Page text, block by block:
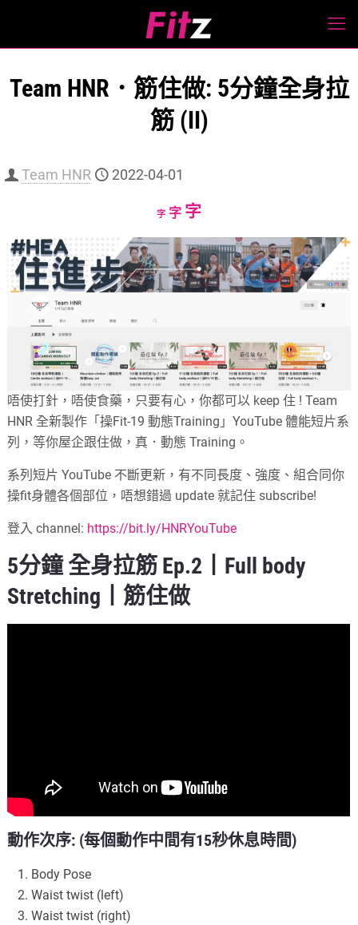
Team HNR．筋住做: 5分鐘全身拉
筋 (II)
Team HNR 2022-04-01
字Decrease
size.
字Reset
size.
字Increase
size.
唔使打針，唔使食藥，只要有心，你都可以 keep 住 ! Team
HNR 全新製作「操Fit-19 動態Training」YouTube 體能短片系
列，等你屋企跟住做，真．動態 Training。
系列短片 YouTube 不斷更新，有不同長度、強度、組合同你
操fit身體各個部位，唔想錯過 update 就記住 subscribe!
登入 channel: https://bit.ly/HNRYouTube
5分鐘 全身拉筋 Ep.2丨Full body
Stretching丨筋住做
動作次序: (每個動作中間有15秒休息時間)
Body Pose
Waist twist (left)
Waist twist (right)